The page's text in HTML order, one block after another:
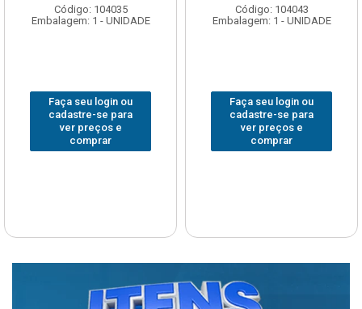
Código: 104035
Embalagem: 1 - UNIDADE
Faça seu login ou
cadastre-se para
ver preços e
comprar
Código: 104043
Embalagem: 1 - UNIDADE
Faça seu login ou
cadastre-se para
ver preços e
comprar